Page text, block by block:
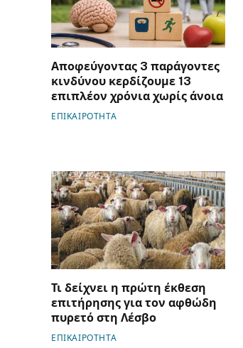
Αποφεύγοντας 3 παράγοντες
κινδύνου κερδίζουμε 13
επιπλέον χρόνια χωρίς άνοια
ΕΠΙΚΑΙΡΟΤΗΤΑ
Τι δείχνει η πρώτη έκθεση
επιτήρησης για τον αφθώδη
πυρετό στη Λέσβο
ΕΠΙΚΑΙΡΟΤΗΤΑ